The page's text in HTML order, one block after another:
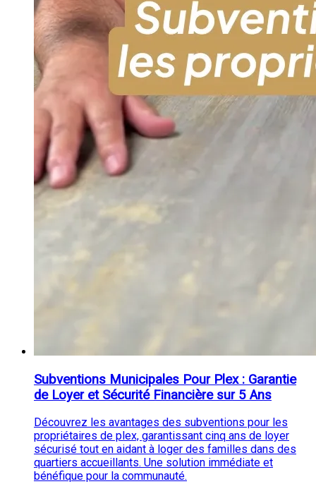
Subventions Municipales Pour Plex : Garantie
de Loyer et Sécurité Financière sur 5 Ans
Découvrez les avantages des subventions pour les
propriétaires de plex, garantissant cinq ans de loyer
sécurisé tout en aidant à loger des familles dans des
quartiers accueillants. Une solution immédiate et
bénéfique pour la communauté.